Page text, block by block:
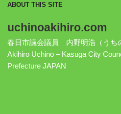
ABOUT THIS SITE
uchinoakihiro.com
春日市議会議員 内野明浩（うち
Akihiro Uchino – Kasuga City
Prefecture JAPAN